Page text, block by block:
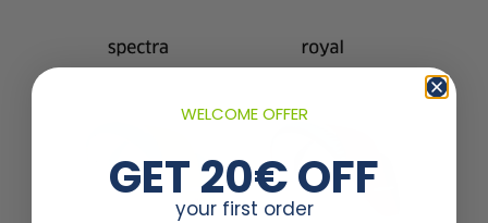
WELCOME OFFER
GET 20€ OFF
your first order